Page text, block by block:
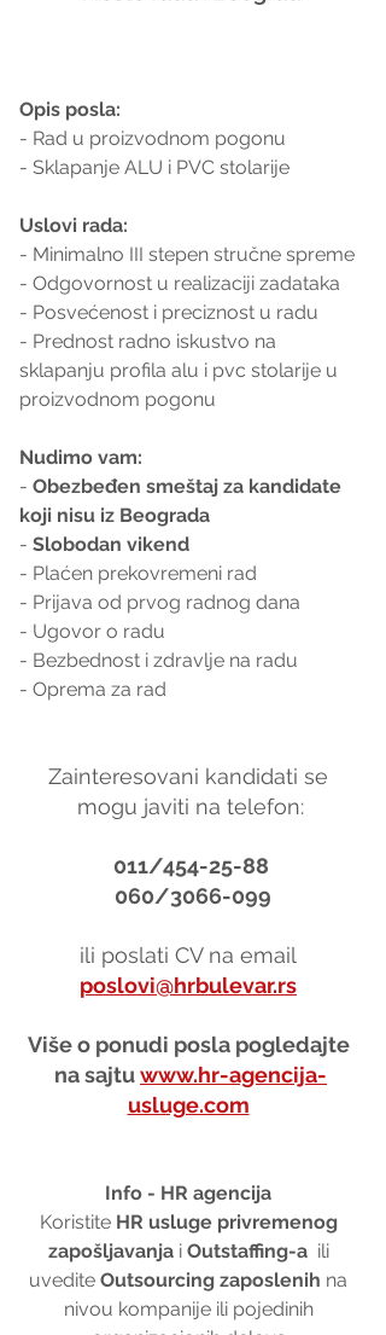
Opis posla:
- Rad u proizvodnom pogonu
- Sklapanje ALU i PVC stolarije
Uslovi rada:
- Minimalno III stepen stručne spreme
- Odgovornost u realizaciji zadataka
- Posvećenost i preciznost u radu
- Prednost radno iskustvo na
sklapanju profila alu i pvc stolarije u
proizvodnom pogonu
Nudimo vam:
- Obezbeđen smeštaj za kandidate
koji nisu iz Beograda
- Slobodan vikend
- Plaćen prekovremeni rad
- Prijava od prvog radnog dana
- Ugovor o radu
- Bezbednost i zdravlje na radu
- Oprema za rad
Zainteresovani kandidati se
mogu javiti na telefon:
011/454-25-88
060/3066-099
ili poslati CV na email
poslovi@hrbulevar.rs
Više o ponudi posla pogledajte
na sajtu www.hr-agencija-
usluge.com
Info - HR agencija
Koristite HR usluge privremenog
zapošljavanja i Outstaffing-a
  ili
uvedite Outsourcing zaposlenih na
nivou kompanije ili pojedinih